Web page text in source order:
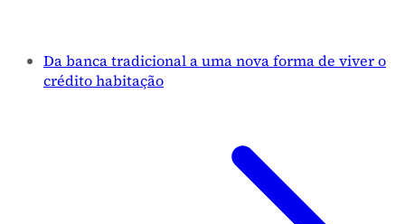
Da banca tradicional a uma nova forma de viver o
crédito habitação